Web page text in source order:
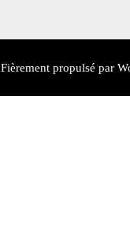
Fièrement propulsé par